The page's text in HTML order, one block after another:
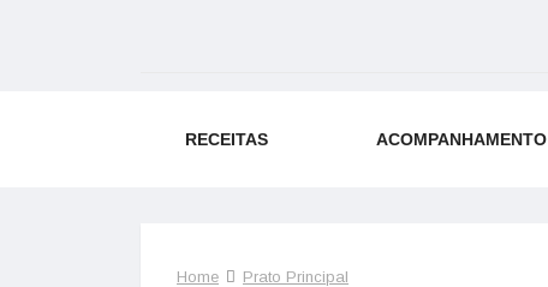
RECEITAS ACOMPANHAMENTO
Home Prato Principal